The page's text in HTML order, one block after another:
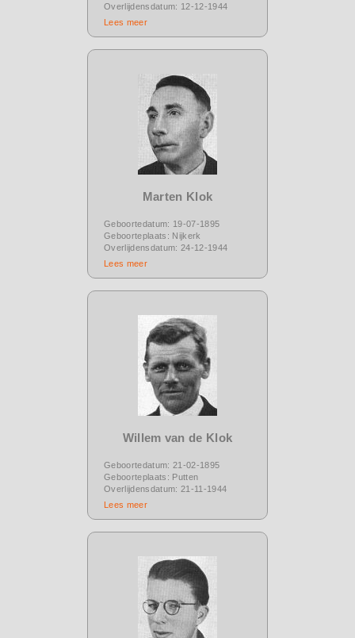
Overlijdensdatum: 12-12-1944
Lees meer
Marten Klok
Geboortedatum: 19-07-1895
Geboorteplaats: Nijkerk
Overlijdensdatum: 24-12-1944
Lees meer
Willem van de Klok
Geboortedatum: 21-02-1895
Geboorteplaats: Putten
Overlijdensdatum: 21-11-1944
Lees meer